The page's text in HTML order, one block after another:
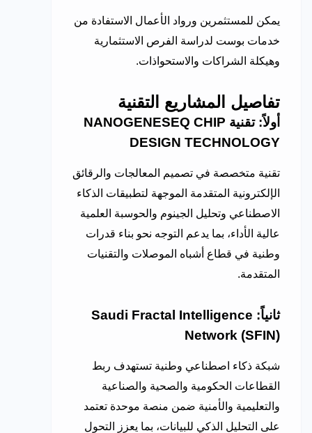
يمكن للمستثمرين ورواد الأعمال الاستفادة من
خدمات بوست لدراسة الفرص الاستثمارية
وهيكلة الشراكات والاستحواذات.
تفاصيل المشاريع التقنية
أولاً: تقنية NANOGENESEQ CHIP
DESIGN TECHNOLOGY
تقنية متخصصة في تصميم المعالجات والرقائق
الإلكترونية المتقدمة الموجهة لتطبيقات الذكاء
الاصطناعي وتحليل الجينوم والحوسبة العلمية
عالية الأداء، بما يدعم التوجه نحو بناء قدرات
وطنية في قطاع أشباه الموصلات والتقنيات
المتقدمة.
ثانياً: Saudi Fractal Intelligence
Network (SFIN)
شبكة ذكاء اصطناعي وطنية تستهدف ربط
القطاعات الحكومية والصحية والصناعية
والتعليمية والأمنية ضمن منصة موحدة تعتمد
على التحليل الذكي للبيانات، بما يعزز التحول